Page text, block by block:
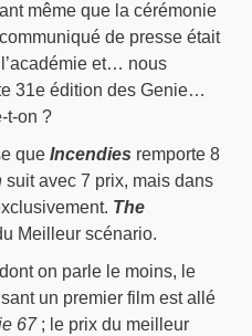
même que la cérémonie
de presse était
et… nous
31e édition des Genie…
t-on ?
queIncendies remporte 8
suit avec 7 prix, mais dans
The
Meilleur scénario.
on parle le moins, le
un premier film est allé
67; le prix du meilleur